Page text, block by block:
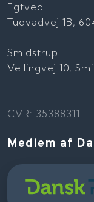
Egtved
Tudvadvej 1B,
Smidstrup
Vellingvej 10,
CVR: 35388311
Medlem af